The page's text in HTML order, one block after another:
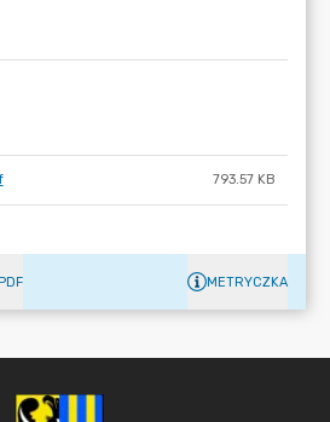
793.57 KB
METRYCZKA